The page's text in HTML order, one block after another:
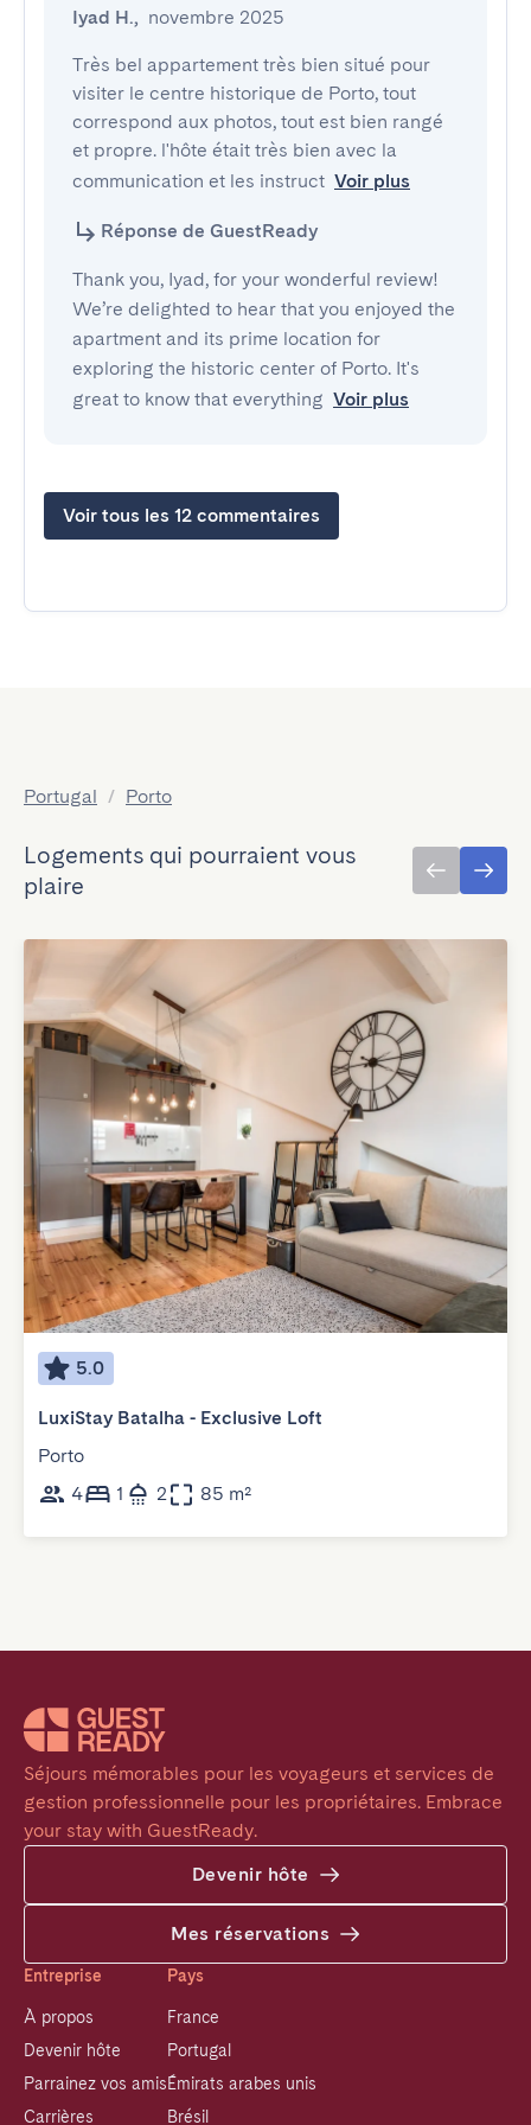
Iyad H., novembre 2025
Très bel appartement très bien situé pour
visiter le centre historique de Porto, tout
correspond aux photos, tout est bien rangé
et propre. l'hôte était très bien avec la
communication et les instruct Voir plus
Réponse de GuestReady
Thank you, Iyad, for your wonderful review!
We’re delighted to hear that you enjoyed the
apartment and its prime location for
exploring the historic center of Porto. It's
great to know that everything Voir plus
Voir tous les 12 commentaires
Portugal / Porto
Logements qui pourraient vous
plaire
5.0
LuxiStay Batalha - Exclusive Loft
Porto
4
1 2 85 m²
Séjours mémorables pour les voyageurs et services de
gestion professionnelle pour les propriétaires. Embrace
your stay with GuestReady.
Devenir hôte
Mes réservations
Entreprise
À propos
Devenir hôte
Parrainez vos amis
Carrières
Pays
France
Portugal
Émirats arabes unis
Brésil